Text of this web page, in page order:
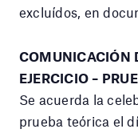
excluídos, en
COMUNICACIÓN
EJERCICIO –
Se acuerda la
prueba teórica el